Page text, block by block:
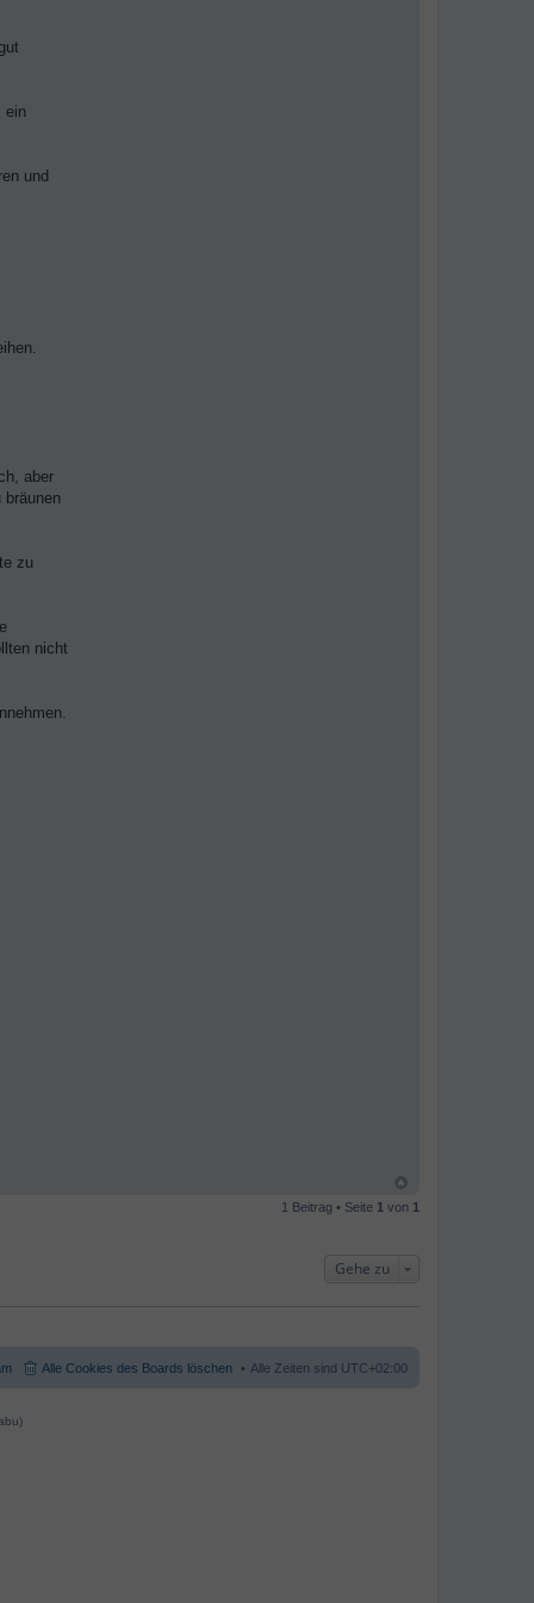
ein
und
aber
bräunen
zu
nicht
1 Beitrag • Seite 1 von 1
Gehe zu
Alle Zeiten sind UTC+02:00
Alle Cookies des Boards löschen